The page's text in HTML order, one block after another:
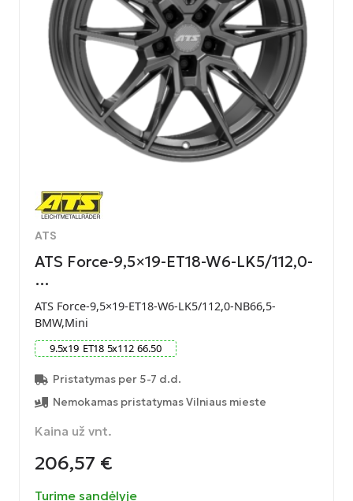
ATS
ATS Force-9,5×19-ET18-W6-LK5/112,0-
…
ATS Force-9,5×19-ET18-W6-LK5/112,0-NB66,5-
BMW,Mini
9.5x19 ET18 5x112 66.50
Pristatymas per 5-7 d.d.
Nemokamas pristatymas Vilniaus mieste
Kaina už vnt.
206,57 €
Turime sandėlyje